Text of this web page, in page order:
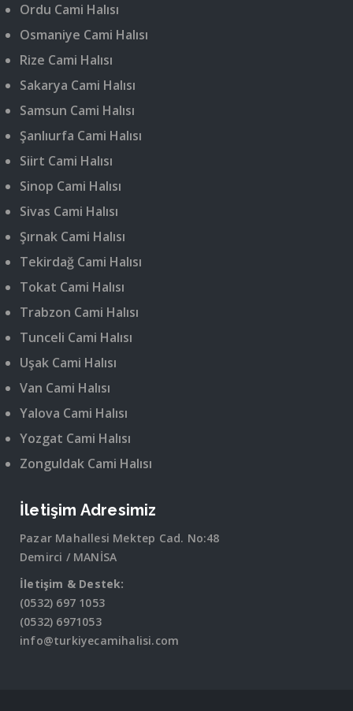
Ordu Cami Halısı
Osmaniye Cami Halısı
Rize Cami Halısı
Sakarya Cami Halısı
Samsun Cami Halısı
Şanlıurfa Cami Halısı
Siirt Cami Halısı
Sinop Cami Halısı
Sivas Cami Halısı
Şırnak Cami Halısı
Tekirdağ Cami Halısı
Tokat Cami Halısı
Trabzon Cami Halısı
Tunceli Cami Halısı
Uşak Cami Halısı
Van Cami Halısı
Yalova Cami Halısı
Yozgat Cami Halısı
Zonguldak Cami Halısı
İletişim Adresimiz
Pazar Mahallesi Mektep Cad. No:48
Demirci / MANİSA
İletişim & Destek:
(0532) 697 1053
(0532) 6971053
info@turkiyecamihalisi.com